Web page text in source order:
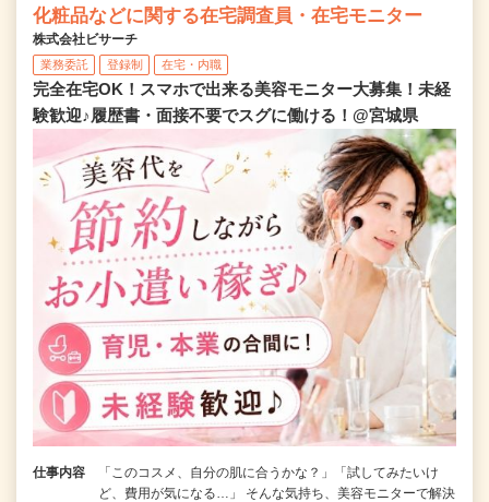
化粧品などに関する在宅調査員・在宅モニター
株式会社ビサーチ
業務委託 登録制 在宅・内職
完全在宅OK！スマホで出来る美容モニター大募集！未経
験歓迎♪履歴書・面接不要でスグに働ける！@宮城県
仕事内容
「このコスメ、自分の肌に合うかな？」「試してみたいけ
ど、費用が気になる…」 そんな気持ち、美容モニターで解決